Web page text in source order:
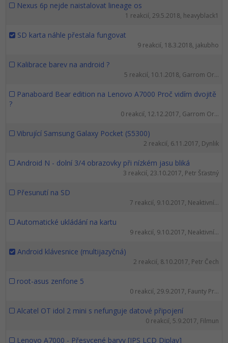
Fórum
Nexus 6p nejde naistalovat lineage os
1 reakcií, 29.5.2018, heavyblack1
SD karta náhle přestala fungovat
9 reakcií, 18.3.2018, jakubho
Kalibrace barev na android ?
5 reakcií, 10.1.2018, Garrom Or...
Panaboard Bear edition na Lenovo A7000 Proč vidím dvojitě
?
0 reakcií, 12.12.2017, Garrom Or...
Vibrující Samsung Galaxy Pocket (S5300)
2 reakcií, 6.11.2017, Dynlik
Android N - dolní 3/4 obrazovky při nízkém jasu bliká
3 reakcií, 23.10.2017, Petr Šťastný
Přesunutí na SD
7 reakcií, 9.10.2017, Neaktivní...
Automatické ukládání na kartu
9 reakcií, 9.10.2017, Neaktivní...
Android klávesnice (multijazyčná)
2 reakcií, 8.10.2017, Petr Čech
root-asus zenfone 5
0 reakcií, 29.9.2017, Faunty Pr...
Alcatel OT idol 2 mini s nefunguje datové připojení
0 reakcií, 5.9.2017, Filmun
Lenovo A7000 - Přesycené barvy [IPS LCD Diplay]